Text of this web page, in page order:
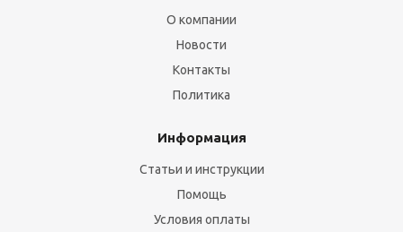
О компании
Новости
Контакты
Политика
Информация
Статьи и инструкции
Помощь
Условия оплаты